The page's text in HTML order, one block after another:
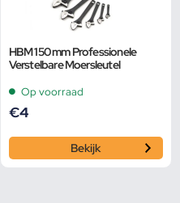
HBM 150 mm Professionele
Verstelbare Moersleutel
Op voorraad
€4
Bekijk